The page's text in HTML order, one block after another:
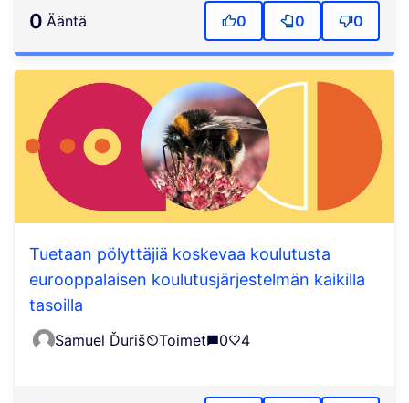
0 ääntä 0 0 0
Tuetaan pölyttäjiä koskevaa koulutusta
eurooppalaisen koulutusjärjestelmän kaikilla
tasoilla
Samuel Ďuriš Toimet 0 4